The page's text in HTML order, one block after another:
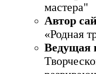
мастера"
Автор
«Родная
Ведущая